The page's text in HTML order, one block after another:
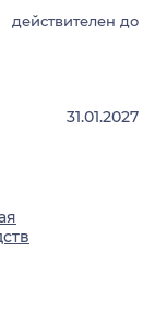
действителен до
31.01.2027